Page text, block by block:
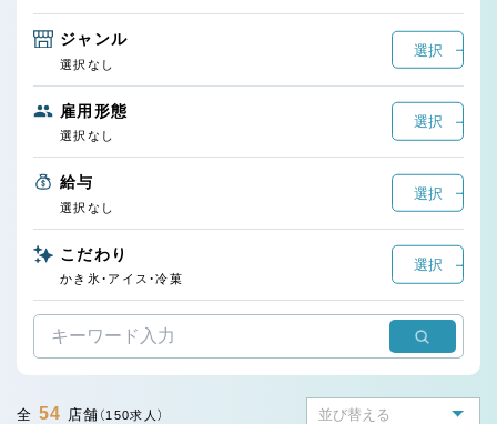
ジャンル
選択
選択なし
雇用形態
選択
選択なし
給与
選択
選択なし
こだわり
選択
かき氷・アイス・冷菓
全 54 店舗 （150求人）